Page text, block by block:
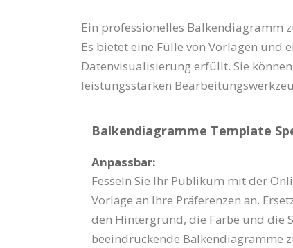
Ein professionelles Balkendiagramm
Es bietet eine Fülle von Vorlagen
Datenvisualisierung erfüllt. Sie
leistungsstarken
Balkendiagramme Template
Anpassbar:
Fesseln Sie Ihr Publikum mit der
Vorlage an Ihre Präferenzen an.
den Hintergrund, die Farbe und die
beeindruckende Balkendiagramme